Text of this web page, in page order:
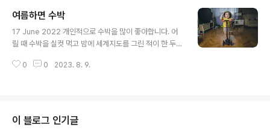
놔두고 있어 후다닥 달려가 찍었다. 아빠 눈에는 그저 귀여
운 딸이다 어릴 때 보던 동화책 느낌을 주고 싶어 약간 살구
빛 색감으로 보정을 해 보았다.
여름하면 수박
17 June 2022 개인적으로 수박을 많이 좋아합니다. 어
릴 때 수박을 실컷 먹고 밤에 세계지도를 그린 적이 한 두번
설탕물을 절여둔 종이를 씹는 느낌이 난다며 별로 좋아하
채처럼 만들어 먹고 며칠 간 말린 뒤 모자를 만들었습니다.
하지만 수박이라 그런지 며칠을 말려도 끈끈함과 수분은
0 0 2023. 8. 9.
이 블로그 인기글